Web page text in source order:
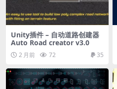
Unity插件 – 自动道路创建器
Auto Road creator v3.0
2 月前 72 35